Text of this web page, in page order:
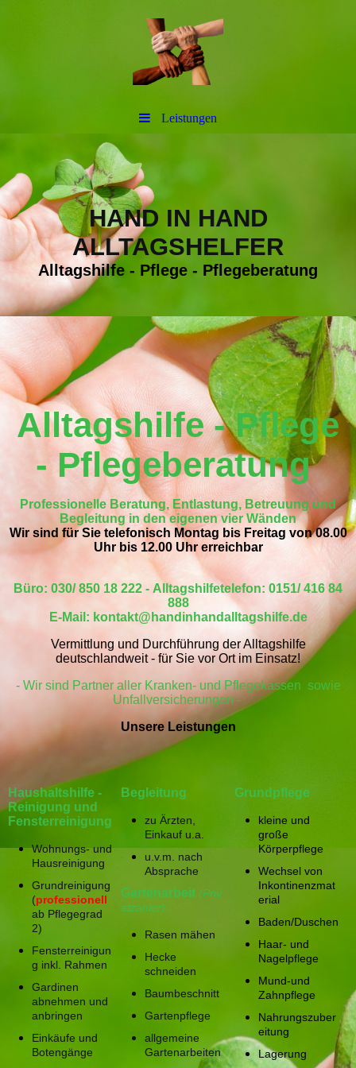
Leistungen
HAND IN HAND
ALLTAGSHELFER
Alltagshilfe - Pflege - Pflegeberatung
Alltagshilfe - Pflege
- Pflegeberatung
Professionelle Beratung, Entlastung, Betreuung und
Begleitung in den eigenen vier Wänden
Wir sind für Sie telefonisch Montag bis Freitag von 08.00
Uhr bis 12.00 Uhr erreichbar
Büro: 030/ 850 18 222 - Alltagshilfetelefon: 0151/ 416 84
888
E-Mail: kontakt@handinhandalltagshilfe.de
Vermittlung und Durchführung der Alltagshilfe
deutschlandweit - für Sie vor Ort im Einsatz!
- Wir sind Partner aller Kranken- und Pflegekassen sowie
Unfallversicherungen -
Unsere Leistungen
Haushaltshilfe -
Reinigung und
Fensterreinigung
Wohnungs- und
Hausreinigung
Grundreinigung
(professionell
ab Pflegegrad
2)
Fensterreinigun
g inkl. Rahmen
Gardinen
abnehmen und
anbringen
Einkäufe und
Botengänge
Begleitung
zu Ärzten,
Einkauf u.a.
u.v.m. nach
Absprache
Gartenarbeit (Priv
atzahler)
Rasen mähen
Hecke
schneiden
Baumbeschnitt
Gartenpflege
allgemeine
Gartenarbeiten
Grundpflege
kleine und
große
Körperpflege
Wechsel von
Inkontinenzmat
erial
Baden/Duschen
Haar- und
Nagelpflege
Mund-und
Zahnpflege
Nahrungszuber
eitung
Lagerung